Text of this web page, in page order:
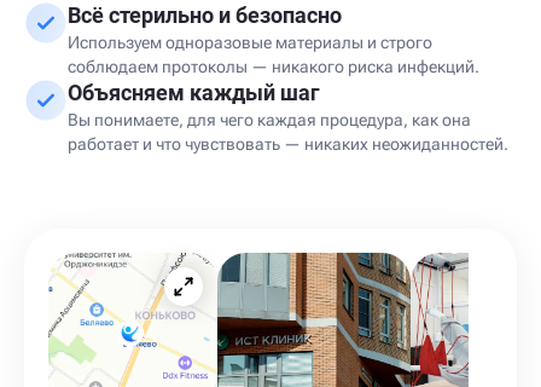
Всё стерильно и безопасно
Используем одноразовые материалы и строго
соблюдаем протоколы — никакого риска инфекций.
Объясняем каждый шаг
Вы понимаете, для чего каждая процедура, как она
работает и что чувствовать — никаких неожиданностей.